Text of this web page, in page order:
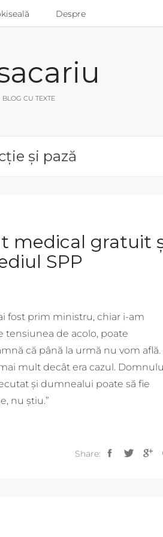
Despre
BLOG CU TEXTE
și pază
medical gratuit
SPP
fost prim ministru, chiar i-am
tensiunea de acolo, poate
că până la urmă nu vom află.
mult decât era cazul.
şi dumnealui poate să fie
nu ştiu.”
Share: